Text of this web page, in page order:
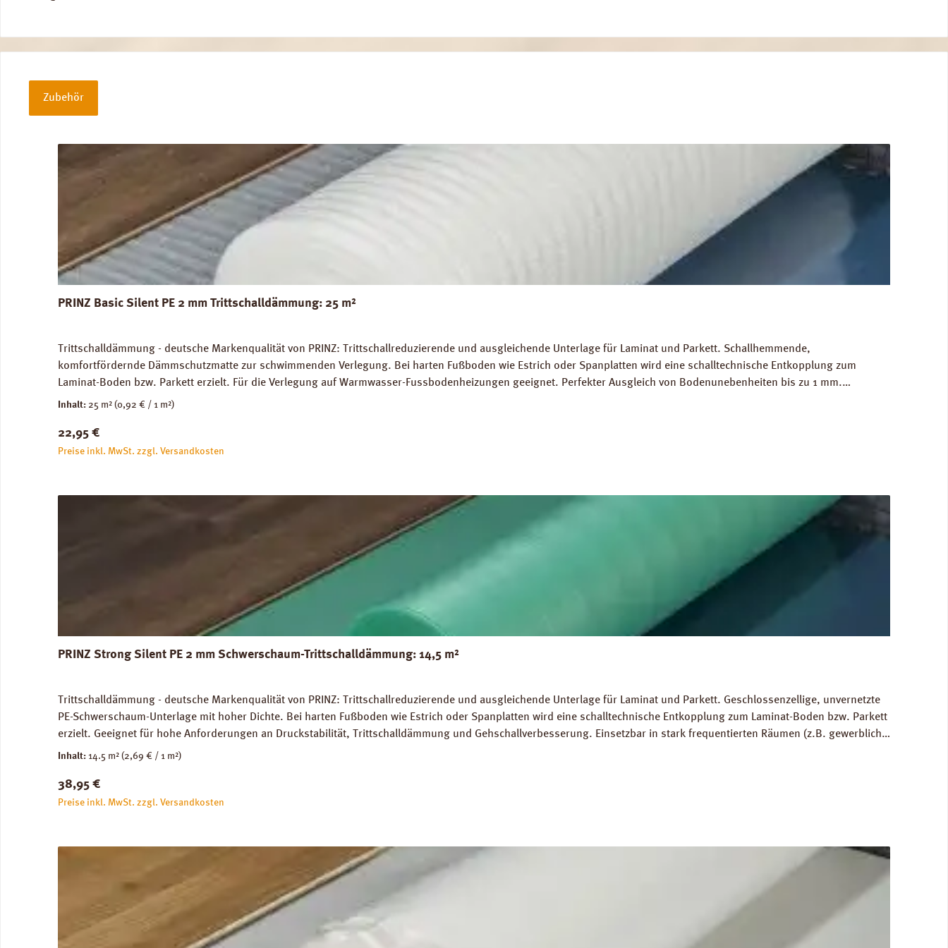
Zubehör
PRINZ Basic Silent PE 2 mm Trittschalldämmung: 25 m²
Trittschalldämmung - deutsche Markenqualität von PRINZ: Trittschallreduzierende und ausgleichende Unterlage für Laminat und Parkett. Schallhemmende,
komfortfördernde Dämmschutzmatte zur schwimmenden Verlegung. Bei harten Fußboden wie Estrich oder Spanplatten wird eine schalltechnische Entkopplung zum
Laminat-Boden bzw. Parkett erzielt. Für die Verlegung auf Warmwasser-Fussbodenheizungen geeignet. Perfekter Ausgleich von Bodenunebenheiten bis zu 1 mm.
Abmessungen: Breite 100 cm, Länge 25 m: 1 Rolle = 25 m² Trittschall-Verbesserung: 16 dB (ISO 140-8). Dichte: 25 kg/m³. FCKW- und HFCKW-frei. Ökologisch
Inhalt: 25 m² (0,92 € / 1 m²)
Regulärer Preis:
22,95 €
Preise inkl. MwSt. zzgl. Versandkosten
PRINZ Strong Silent PE 2 mm Schwerschaum-Trittschalldämmung: 14,5 m²
Trittschalldämmung - deutsche Markenqualität von PRINZ: Trittschallreduzierende und ausgleichende Unterlage für Laminat und Parkett. Geschlossenzellige, unvernetzte
PE-Schwerschaum-Unterlage mit hoher Dichte. Bei harten Fußboden wie Estrich oder Spanplatten wird eine schalltechnische Entkopplung zum Laminat-Boden bzw. Parkett
erzielt. Geeignet für hohe Anforderungen an Druckstabilität, Trittschalldämmung und Gehschallverbesserung. Einsetzbar in stark frequentierten Räumen (z.B. gewerblich
genutze Flächen) und im Objektbereich. Für die Verlegung auf Warmwasser-Fussbodenheizungen geeignet. Perfekter Ausgleich von Bodenunebenheiten bis zu 1 mm.
unbedenklich. Verfügbare Downloads: Datenblatt PRINZ Strong Silent Verlegeanleitung PRINZ Strong Silent
Inhalt: 14.5 m² (2,69 € / 1 m²)
Regulärer Preis:
38,95 €
Preise inkl. MwSt. zzgl. Versandkosten